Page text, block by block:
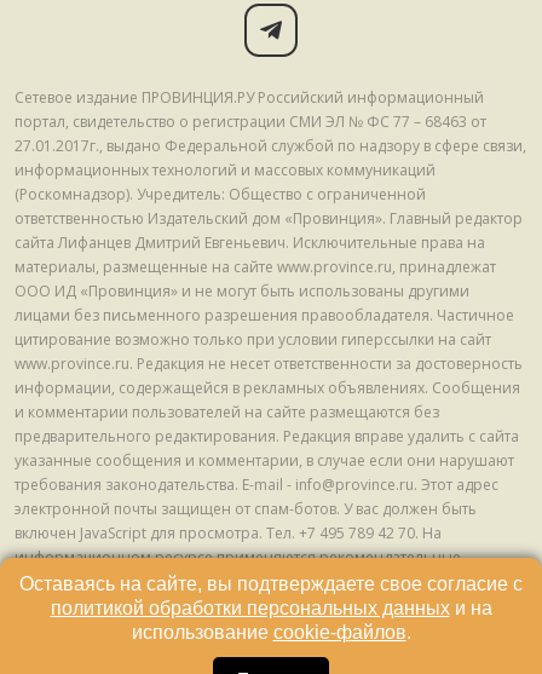
Сетевое издание ПРОВИНЦИЯ.РУ Российский информационный
портал, свидетельство о регистрации СМИ ЭЛ № ФС 77 – 68463 от
27.01.2017г., выдано Федеральной службой по надзору в сфере связи,
информационных технологий и массовых коммуникаций
(Роскомнадзор). Учредитель: Общество с ограниченной
ответственностью Издательский дом «Провинция». Главный редактор
сайта Лифанцев Дмитрий Евгеньевич. Исключительные права на
материалы, размещенные на сайте www.province.ru, принадлежат
ООО ИД «Провинция» и не могут быть использованы другими
лицами без письменного разрешения правообладателя. Частичное
цитирование возможно только при условии гиперссылки на сайт
www.province.ru. Редакция не несет ответственности за достоверность
информации, содержащейся в рекламных объявлениях. Сообщения
и комментарии пользователей на сайте размещаются без
предварительного редактирования. Редакция вправе удалить с сайта
указанные сообщения и комментарии, в случае если они нарушают
требования законодательства. E-mail - info@province.ru. Этот адрес
электронной почты защищен от спам-ботов. У вас должен быть
включен JavaScript для просмотра. Tел. +7 495 789 42 70. На
информационном ресурсе применяются рекомендательные
технологии (информационные технологии предоставления
информации на основе сбора, систематизации и анализа сведений,
относящихся к предпочтениям пользователей сети "Интернет",
находящихся на территории Российской Федерации) © ООО ИД
Оставаясь на сайте, вы подтверждаете свое согласие с
политикой обработки персональных данныхи на
использование cookie-файлов.